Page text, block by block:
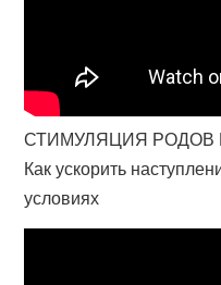
СТИМУЛЯЦИЯ
Как ускорить
условиях